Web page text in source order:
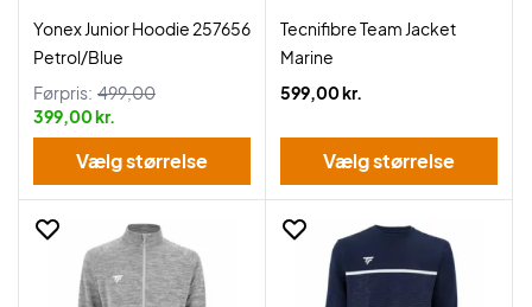
Yonex Junior Hoodie 257656
Petrol/Blue
Førpris: 499,00
399,00 kr.
Vælg størrelse
Tecnifibre Team Jacket
Marine
599,00 kr.
Vælg størrelse